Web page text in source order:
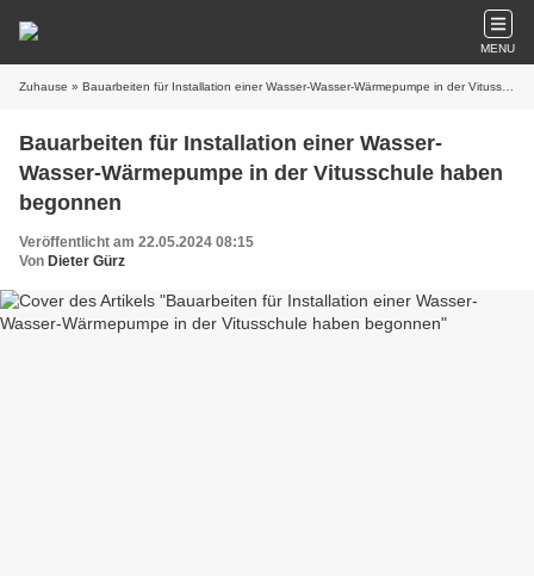
MENU
Zuhause » Bauarbeiten für Installation einer Wasser-Wasser-Wärmepumpe in der Vitusschule haben begonnen
Bauarbeiten für Installation einer Wasser-
Wasser-Wärmepumpe in der Vitusschule haben
begonnen
Veröffentlicht am 22.05.2024 08:15
Von Dieter Gürz